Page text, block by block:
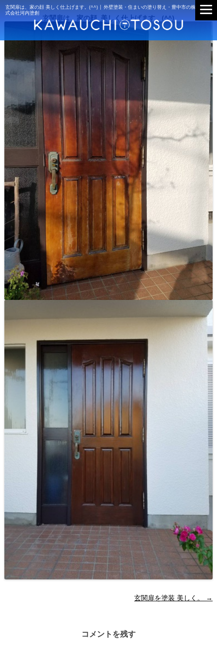
玄関扉は、家の顔 美しく仕上げます。(^^) | 外壁塗装・住まいの塗り替え・豊中市の株
式会社河内塗創
玄関扉は、家の顔 美しく仕上げます。(^^)
玄関扉を塗装 美しく。 →
コメントを残す